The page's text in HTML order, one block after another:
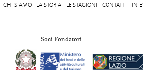
CHI SIAMO LA STORIA LE STAGIONI CONTATTI IN
Soci Fondatori